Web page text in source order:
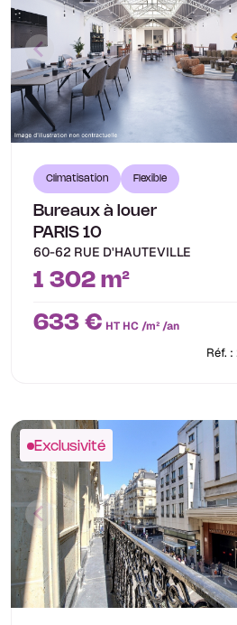
Climatisation Flexible
Bureaux à louer
PARIS 10
60-62 RUE D'HAUTEVILLE
1 302 m²
633 € HT HC /m² /an
Réf.
Exclusivité